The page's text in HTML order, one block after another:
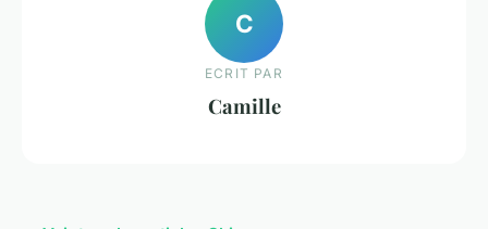
C
ECRIT PAR
Camille